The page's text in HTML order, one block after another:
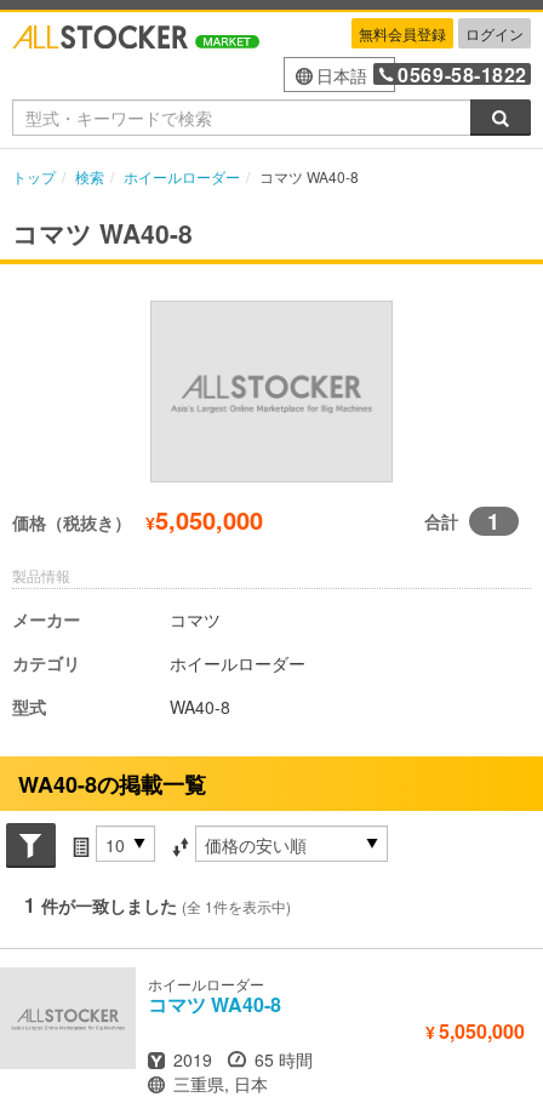
無料会員登録 ログイン
日本語 0569-58-1822
トップ 検索 ホイールローダー コマツ WA40-8
コマツ WA40-8
価格（税抜き） ¥5,050,000 合計 1
製品情報
メーカー
コマツ
カテゴリ
ホイールローダー
型式
WA40-8
WA40-8の掲載一覧
Search conditions
件数 並び替え条件
1 件が一致しました (全 1件を表示中)
ホイールローダー
コマツ WA40-8
¥5,050,000
年式
2019 時間
65 時間
場所
三重県, 日本